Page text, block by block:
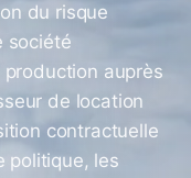
du risque
société
production auprès
de location
contractuelle
politique, les